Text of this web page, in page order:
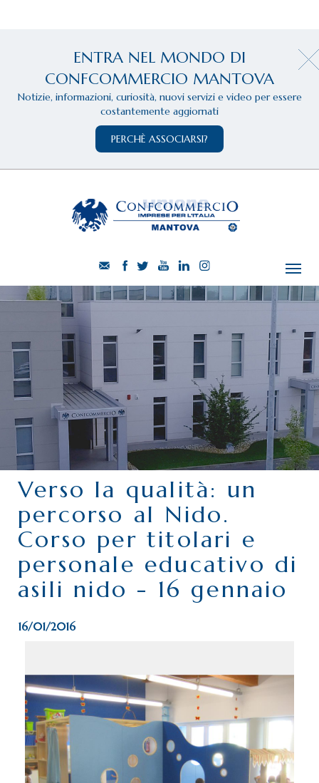
ENTRA NEL MONDO DI
CONFCOMMERCIO MANTOVA
Notizie, informazioni, curiosità, nuovi servizi e video per essere
costantemente aggiornati
PERCHÈ ASSOCIARSI?
CHI SIAMO
SERVIZI
CATEGORIE
DELEGAZIONI
ATTIVITÀ STORICHE
PERIODICO
PERCHÉ ASSOCIARSI?
DOVE SIAMO
CONTATTI
Verso la qualità: un
percorso al Nido.
Corso per titolari e
personale educativo di
asili nido - 16 gennaio
16/01/2016